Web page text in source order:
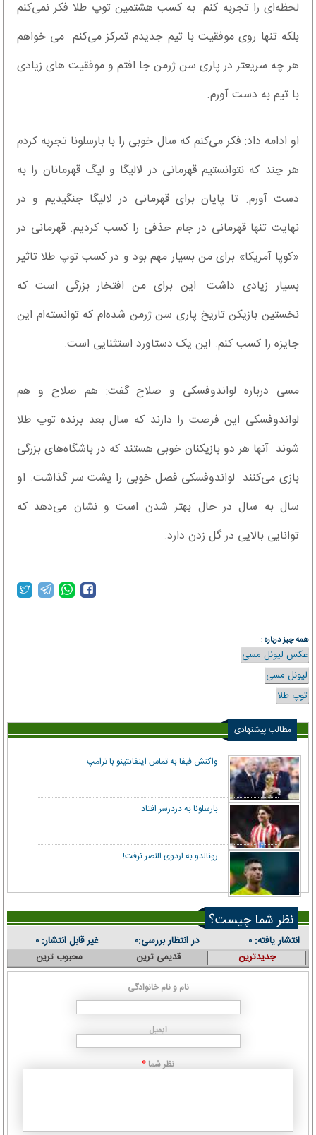
لحظه‌ای را تجربه کنم. به کسب هشتمین توپ طلا فکر نمی‌کنم
بلکه تنها روی موفقیت با تیم جدیدم تمرکز می‌کنم. می خواهم
هر چه سریعتر در پاری سن ژرمن جا افتم و موفقیت های زیادی
با تیم به دست آورم.
او ادامه داد: فکر می‌کنم که سال خوبی را با بارسلونا تجربه کردم
هر چند که نتوانستیم قهرمانی در لالیگا و لیگ قهرمانان را به
دست آورم. تا پایان برای قهرمانی در لالیگا جنگیدیم و در
نهایت تنها قهرمانی در جام حذفی را کسب کردیم. قهرمانی در
«کوپا آمریکا» برای من بسیار مهم بود و در کسب توپ طلا تاثیر
بسیار زیادی داشت. این برای من افتخار بزرگی است که
نخستین بازیکن تاریخ پاری سن ژرمن شده‌ام که توانسته‌ام این
جایزه را کسب کنم. این یک دستاورد استثنایی است.
مسی درباره لواندوفسکی و صلاح گفت: هم صلاح و هم
لواندوفسکی این فرصت را دارند که سال بعد برنده توپ طلا
شوند. آنها هر دو بازیکنان خوبی هستند که در باشگاه‌های بزرگی
بازی می‌کنند. لواندوفسکی فصل خوبی را پشت سر گذاشت. او
سال به سال در حال بهتر شدن است و نشان می‌دهد که
توانایی بالایی در گل زدن دارد.
همه چیز درباره :
عکس لیونل مسی
لیونل مسی
توپ طلا
مطالب پیشنهادی
واکنش فیفا به تماس اینفانتینو با ترامپ
بارسلونا به دردرسر افتاد
رونالدو به اردوی النصر نرفت!
نظر شما چیست؟
انتشار یافته: ۰ در انتظار بررسی:۰ غیر قابل انتشار: ۰
جدیدترین قدیمی ترین محبوب ترین
نام و نام خانوادگی
ایمیل
نظر شما *